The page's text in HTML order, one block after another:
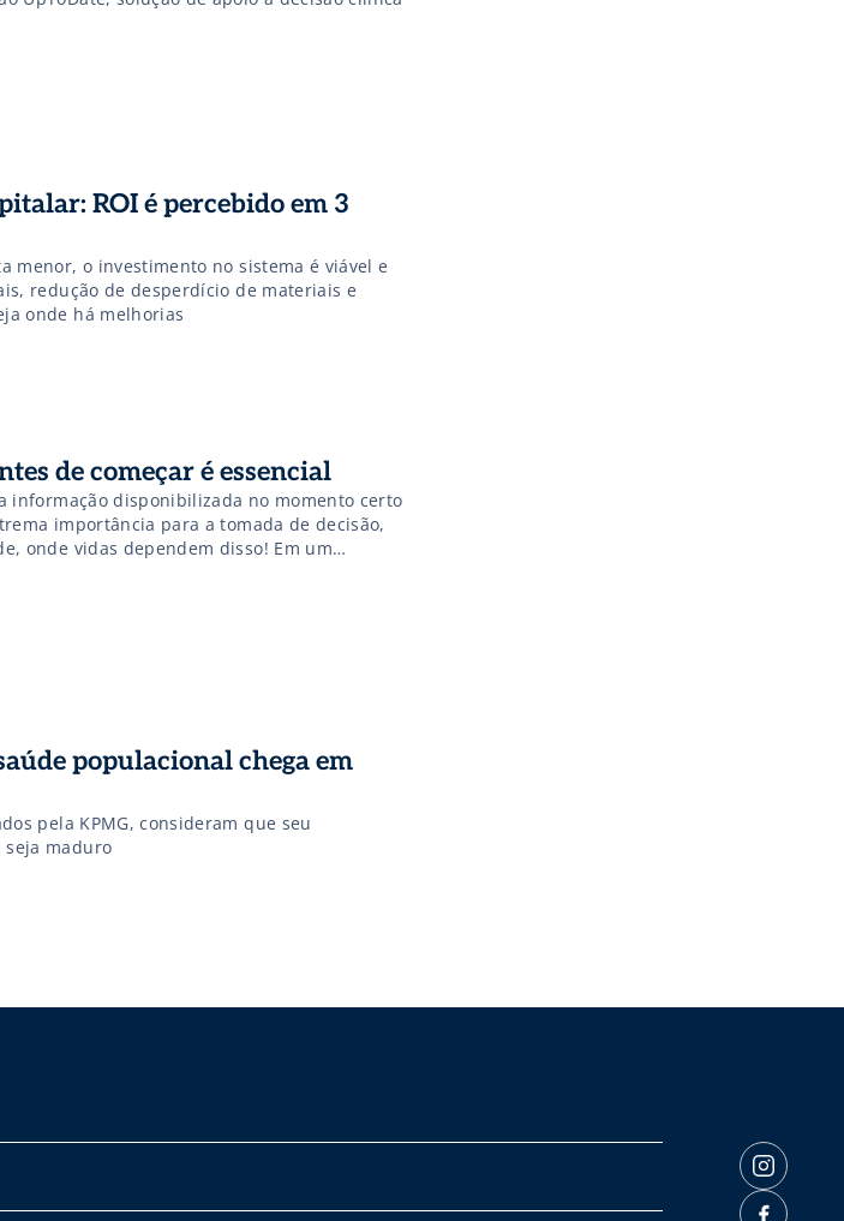
ROI é percebido em 3
menor, o investimento no sistema é viável e
redução de desperdício de materiais e
onde há melhorias
de começar é essencial
informação disponibilizada no momento certo
importância para a tomada de decisão,
onde vidas dependem disso! Em um
dados bem tratados conduzidos por
populacional chega em
pela KPMG, consideram que seu
seja maduro